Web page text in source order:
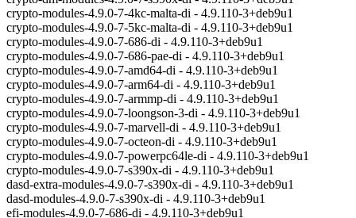
crypto-modules-4.9.0-7-4kc-malta-di - 4.9.110-3+deb9u1
crypto-modules-4.9.0-7-5kc-malta-di - 4.9.110-3+deb9u1
crypto-modules-4.9.0-7-686-di - 4.9.110-3+deb9u1
crypto-modules-4.9.0-7-686-pae-di - 4.9.110-3+deb9u1
crypto-modules-4.9.0-7-amd64-di - 4.9.110-3+deb9u1
crypto-modules-4.9.0-7-arm64-di - 4.9.110-3+deb9u1
crypto-modules-4.9.0-7-armmp-di - 4.9.110-3+deb9u1
crypto-modules-4.9.0-7-loongson-3-di - 4.9.110-3+deb9u1
crypto-modules-4.9.0-7-marvell-di - 4.9.110-3+deb9u1
crypto-modules-4.9.0-7-octeon-di - 4.9.110-3+deb9u1
crypto-modules-4.9.0-7-powerpc64le-di - 4.9.110-3+deb9u1
crypto-modules-4.9.0-7-s390x-di - 4.9.110-3+deb9u1
dasd-extra-modules-4.9.0-7-s390x-di - 4.9.110-3+deb9u1
dasd-modules-4.9.0-7-s390x-di - 4.9.110-3+deb9u1
efi-modules-4.9.0-7-686-di - 4.9.110-3+deb9u1